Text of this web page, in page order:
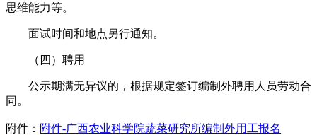
思维能力等。
面试时间和地点另行通知。
（四）聘用
公示期满无异议的，根据规定签订编制外聘用人员劳动合
同。
附件： 附件-广西农业科学院蔬菜研究所编制外用工报名